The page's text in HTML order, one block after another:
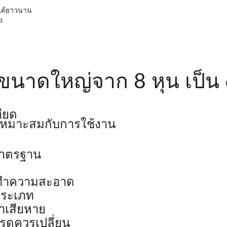
ด้ยาวนาน
นาดใหญ่จาก 8 หุน เป็น
ด
มาะสมกับการใช้งาน
ตรฐาน
ความสะอาด
ะเภท
สียหาย
ดควรเปลี่ยน